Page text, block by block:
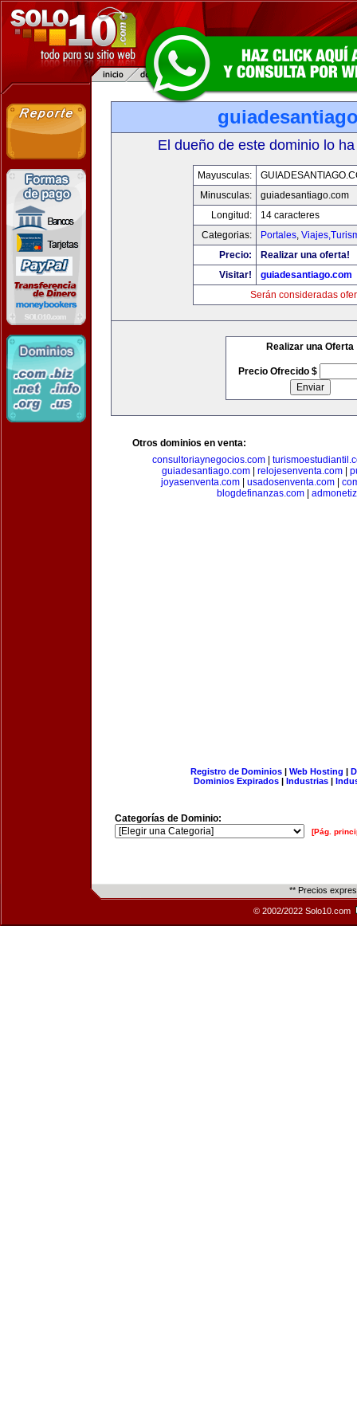
El dueño de este dominio lo
Mayusculas:
Minusculas:
guiadesantiago.com
Longitud:
14 caracteres
Categorias:
Portales,
Precio:
Realizar una oferta!
Visitar!
guiadesantiago.com
Serán consideradas
Realizar una Oferta
Precio Ofrecido $
Otros dominios en venta:
consultoriaynegocios.com
guiadesantiago.com| relojesenventa.com|
joyasenventa.com
usadosenventa.com
blogdefinanzas.com|
Registro de Dominios| Web Hosting |
Dominios Expirados | Industrias |
Categorías de Dominio:
[Pág.
** Precios
© 2002/2022 Solo10.com